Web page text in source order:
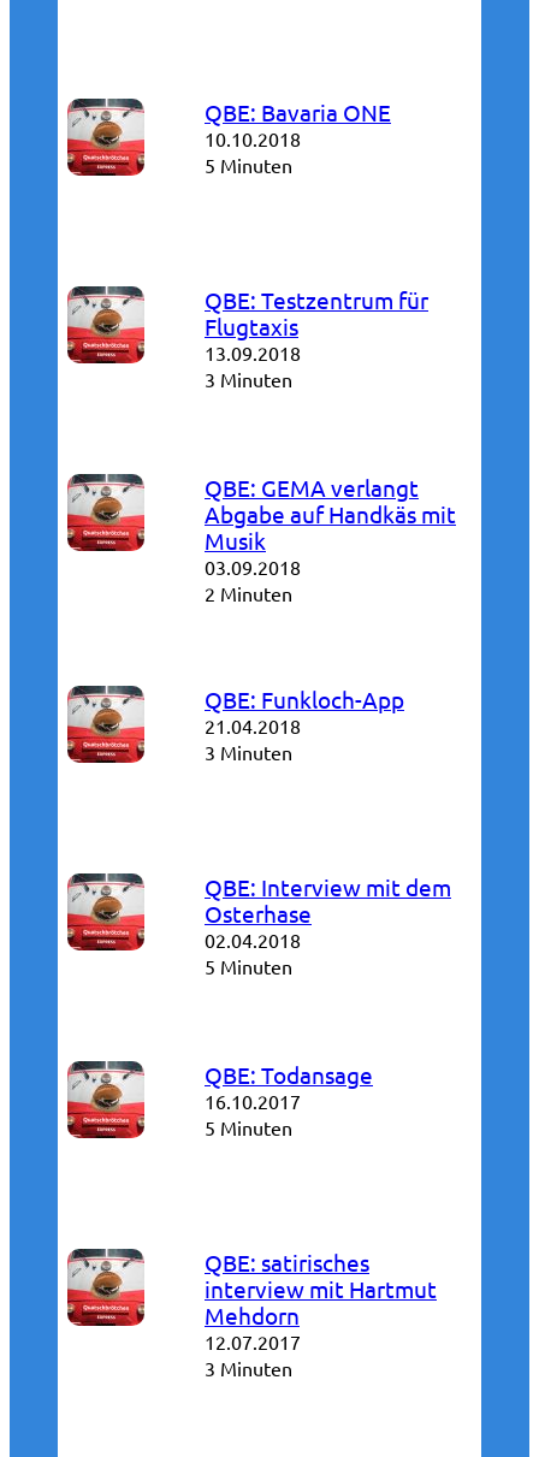
QBE: Bavaria ONE
10.10.2018
5 Minuten
QBE: Testzentrum für
Flugtaxis
13.09.2018
3 Minuten
QBE: GEMA verlangt
Abgabe auf Handkäs mit
Musik
03.09.2018
2 Minuten
QBE: Funkloch-App
21.04.2018
3 Minuten
QBE: Interview mit dem
Osterhase
02.04.2018
5 Minuten
QBE: Todansage
16.10.2017
5 Minuten
QBE: satirisches
interview mit Hartmut
Mehdorn
12.07.2017
3 Minuten